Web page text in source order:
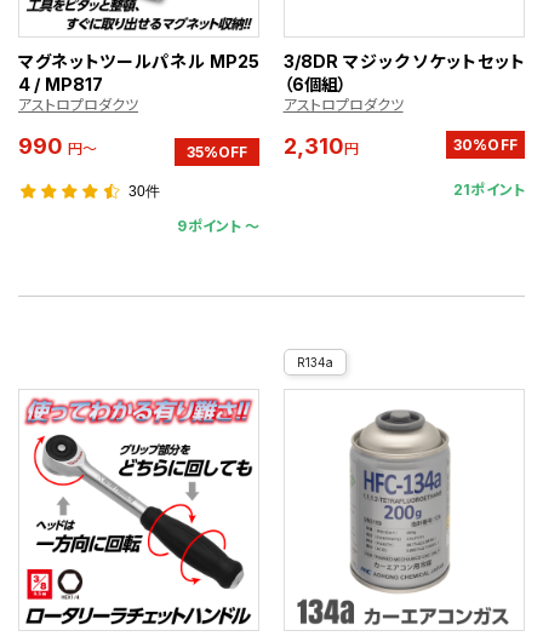
マグネットツールパネル MP25
4 / MP817
アストロプロダクツ
990 円～ 35%OFF
30件
9ポイント 〜
3/8DR マジックソケットセット
（6個組）
アストロプロダクツ
2,310円 30%OFF
21ポイント
R134a